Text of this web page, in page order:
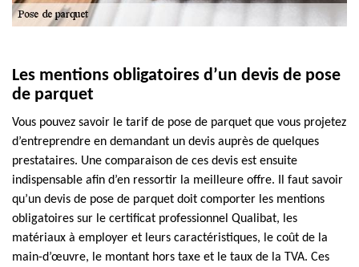
Les mentions obligatoires d’un devis de pose
de parquet
Vous pouvez savoir le tarif de pose de parquet que vous projetez
d’entreprendre en demandant un devis auprès de quelques
prestataires. Une comparaison de ces devis est ensuite
indispensable afin d’en ressortir la meilleure offre. Il faut savoir
qu’un devis de pose de parquet doit comporter les mentions
obligatoires sur le certificat professionnel Qualibat, les
matériaux à employer et leurs caractéristiques, le coût de la
main-d’œuvre, le montant hors taxe et le taux de la TVA. Ces